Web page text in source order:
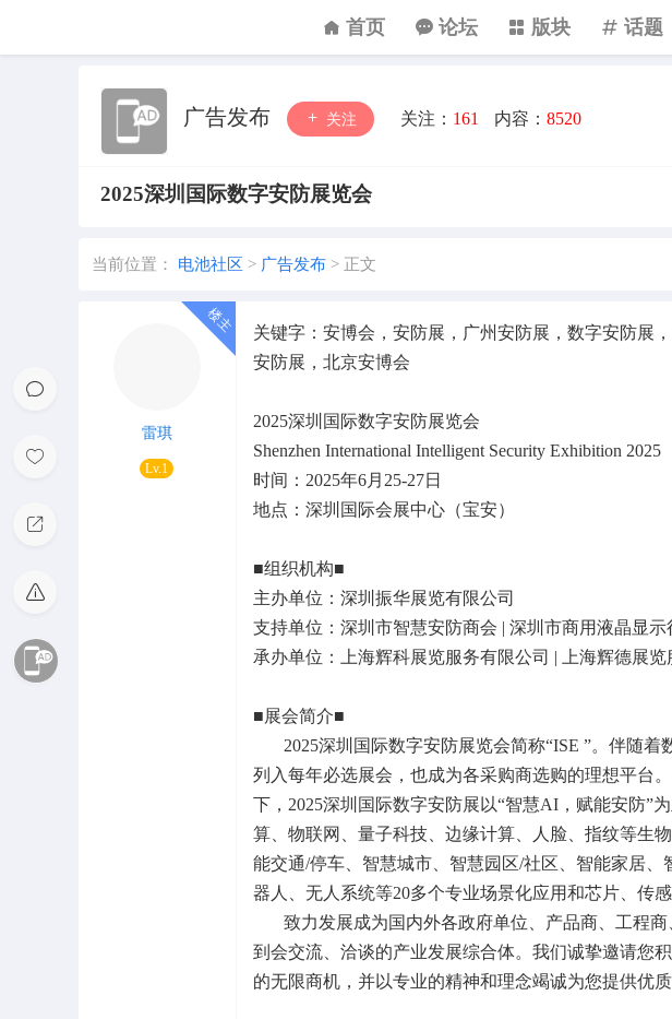
首页 论坛 版块 话题
广告发布 关注 关注： 161 内容： 8520
2025深圳国际数字安防展览会
当前位置： 电池社区 > 广告发布 > 正文
雷琪
Lv.1
关键字：安博会，安防展，广州安防展，数字安防展
安防展，北京安博会
2025深圳国际数字安防展览会
Shenzhen International Intelligent Security Exhibition 2025
时间：2025年6月25-27日
地点：深圳国际会展中心（宝安）
■组织机构■
主办单位：深圳振华展览有限公司
支持单位：深圳市智慧安防商会 | 深圳市商用液晶显示
承办单位：上海辉科展览服务有限公司 | 上海辉德展览
■展会简介■
2025深圳国际数字安防展览会简称“ISE ”。伴随着
列入每年必选展会，也成为各采购商选购的理想平台
下，2025深圳国际数字安防展以“智慧AI，赋能安防”
算、物联网、量子科技、边缘计算、人脸、指纹等生
能交通/停车、智慧城市、智慧园区/社区、智能家居
器人、无人系统等20多个专业场景化应用和芯片、传
致力发展成为国内外各政府单位、产品商、工程商
到会交流、洽谈的产业发展综合体。我们诚挚邀请您
的无限商机，并以专业的精神和理念竭诚为您提供优质